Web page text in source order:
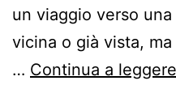
un viaggio verso
vicina o già vista,
… Continua a leggere